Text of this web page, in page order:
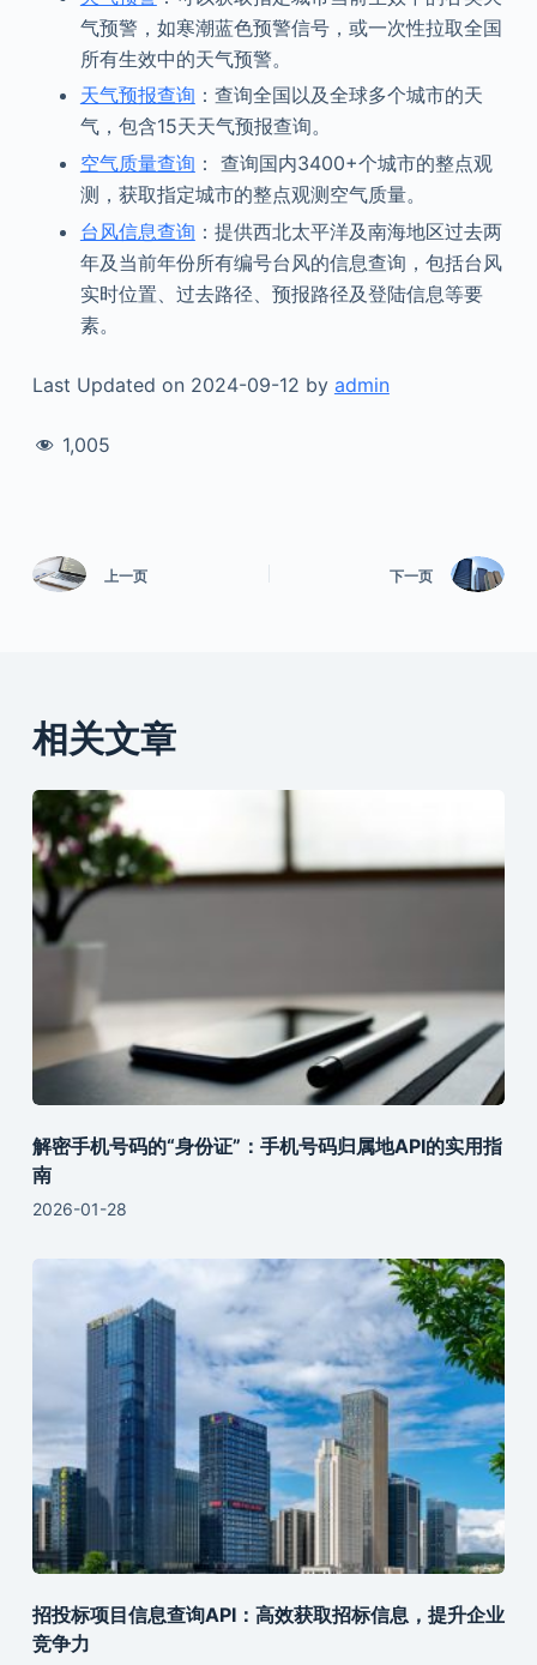
气预警，如寒潮蓝色预警信号，或一次性拉取全国
所有生效中的天气预警。
天气预报查询 ：查询全国以及全球多个城市的天
气，包含15天天气预报查询。
空气质量查询 ： 查询国内3400+个城市的整点观
测，获取指定城市的整点观测空气质量。
台风信息查询 ：提供西北太平洋及南海地区过去两
年及当前年份所有编号台风的信息查询，包括台风
实时位置、过去路径、预报路径及登陆信息等要
素。
Last Updated on 2024-09-12 by admin
1,005
上一页 下一页
相关文章
解密手机号码的“身份证”：手机号码归属地API的实用指
南
2026-01-28
招投标项目信息查询API：高效获取招标信息，提升企业
竞争力